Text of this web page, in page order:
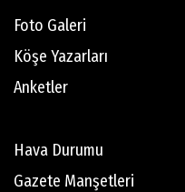
Savaşkan
Motorcunun
Yıl 2023
Foto Galeri
Köşe Yazarları
Anketler
Hava Durumu
Gazete Manşetleri